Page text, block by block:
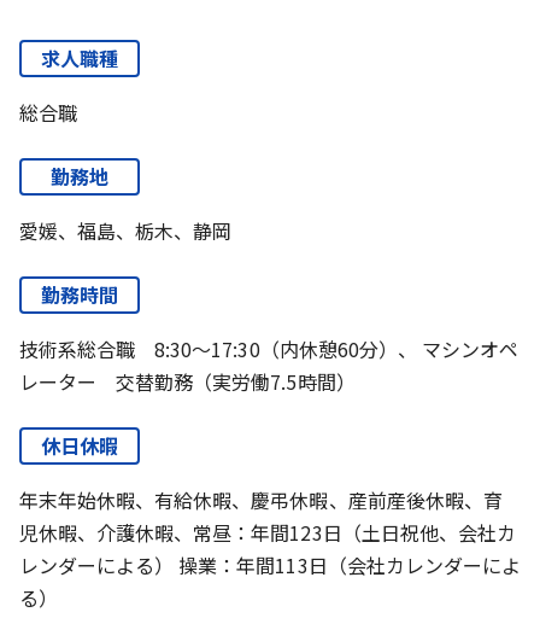
求人職種
総合職
勤務地
愛媛、福島、栃木、静岡
勤務時間
技術系総合職 8:30～17:30（内休憩60分）、 マシンオペ
レーター 交替勤務（実労働7.5時間）
休日休暇
年末年始休暇、有給休暇、慶弔休暇、産前産後休暇、育
児休暇、介護休暇、常昼：年間123日（土日祝他、会社カ
レンダーによる） 操業：年間113日（会社カレンダーによ
る）